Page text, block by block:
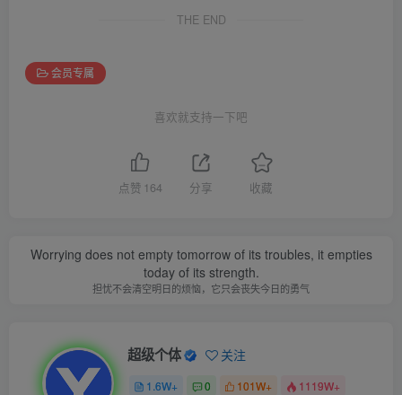
THE END
会员专属
喜欢就支持一下吧
点赞 164 分享 收藏
Worrying does not empty tomorrow of its troubles, it empties
today of its strength.
担忧不会清空明日的烦恼，它只会丧失今日的勇气
超级个体 关注
1.6W+ 0 101W+ 1119W+